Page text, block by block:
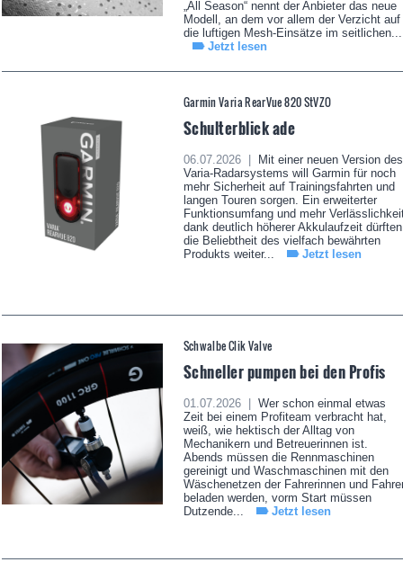
„All Season“ nennt der Anbieter das neue
Modell, an dem vor allem der Verzicht auf
die luftigen Mesh-Einsätze im seitlichen...
Jetzt lesen
Garmin Varia RearVue 820 StVZO
Schulterblick ade
06.07.2026 |
Mit einer neuen Version des
Varia-Radarsystems will Garmin für noch
mehr Sicherheit auf Trainingsfahrten und
langen Touren sorgen. Ein erweiterter
Funktionsumfang und mehr
dank deutlich höherer Akkulaufzeit dürften
die Beliebtheit des vielfach bewährten
Produkts weiter...
Jetzt lesen
Schwalbe Clik Valve
Schneller pumpen bei den Profis
01.07.2026 |
Wer schon einmal etwas
Zeit bei einem Profiteam verbracht hat,
weiß, wie hektisch der Alltag von
Mechanikern und Betreuerinnen ist.
Abends müssen die Rennmaschinen
gereinigt und Waschmaschinen mit den
Wäschenetzen der Fahrerinnen und
beladen werden, vorm Start müssen
Dutzende...
Jetzt lesen